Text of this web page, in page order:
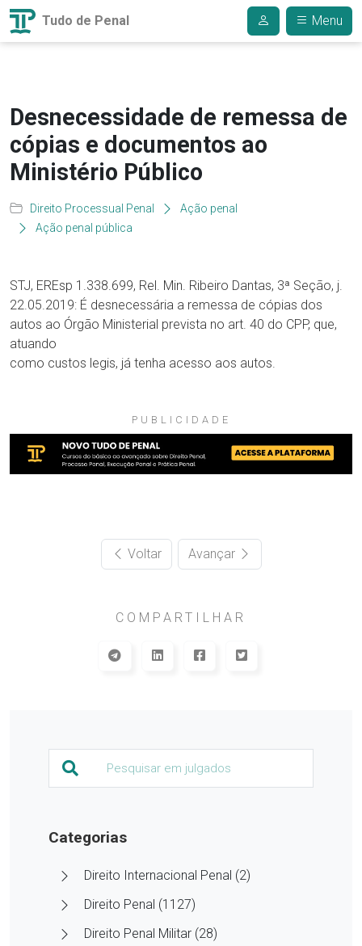
Tudo de Penal Menu
Desnecessidade de remessa de
cópias e documentos ao
Ministério Público
Direito Processual Penal
Ação penal
Ação penal pública
STJ, EREsp 1.338.699, Rel. Min. Ribeiro Dantas, 3ª Seção, j.
22.05.2019: É desnecessária a remessa de cópias dos
autos ao Órgão Ministerial prevista no art. 40 do CPP, que,
atuando
como custos legis, já tenha acesso aos autos.
PUBLICIDADE
Voltar Avançar
COMPARTILHAR
Categorias
Direito Internacional Penal (2)
Direito Penal (1127)
Direito Penal Militar (28)